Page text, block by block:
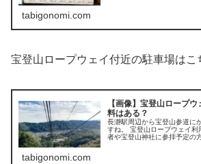
tabigonomi.com
宝登山ロープウェイ付近の駐車場はこ
【画像】宝登山ロープ
料はある？
長瀞駅周辺から宝登山参道に
すね。 宝登山ロープウェイ利
者や宝登山神社に参拝予定の
tabigonomi.com